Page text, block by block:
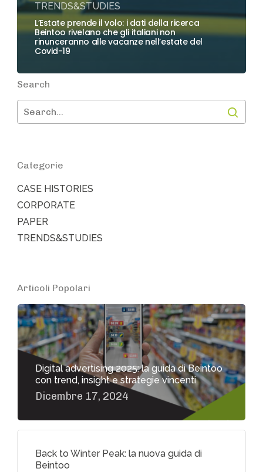
TRENDS&STUDIES
L’Estate prende il volo: i dati della ricerca
Beintoo rivelano che gli italiani non
rinunceranno alle vacanze nell’estate del
Covid-19
Search
Categorie
CASE HISTORIES
CORPORATE
PAPER
TRENDS&STUDIES
Articoli Popolari
Digital advertising 2025: la guida di Beintoo
con trend, insight e strategie vincenti
Dicembre 17, 2024
Back to Winter Peak: la nuova guida di
Beintoo